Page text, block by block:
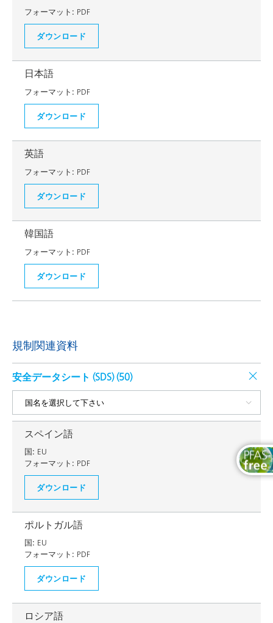
フォーマット: PDF
ダウンロード
日本語
フォーマット: PDF
ダウンロード
英語
フォーマット: PDF
ダウンロード
韓国語
フォーマット: PDF
ダウンロード
規制関連資料
安全データシート (SDS) (50)
スペイン語
国: EU
フォーマット: PDF
ダウンロード
ポルトガル語
国: EU
フォーマット: PDF
ダウンロード
ロシア語